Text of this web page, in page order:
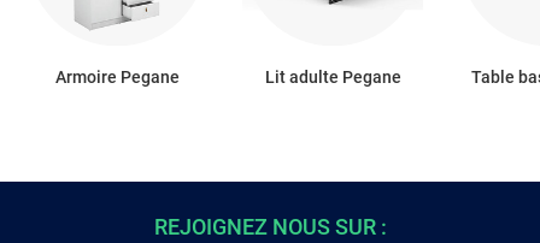
Armoire Pegane Lit adulte Pegane Table
REJOIGNEZ NOUS SUR :